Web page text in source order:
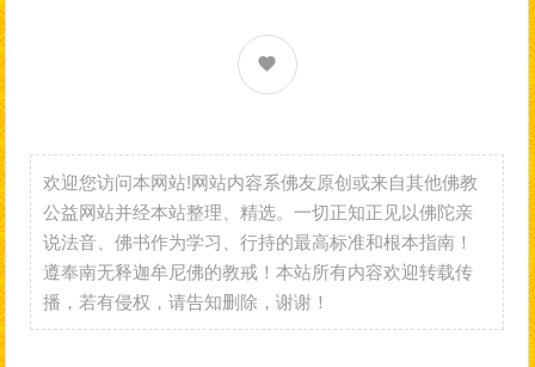
欢迎您访问本网站!网站内容系佛友原创或来自其他佛教
公益网站并经本站整理、精选。一切正知正见以佛陀亲
说法音、佛书作为学习、行持的最高标准和根本指南！
遵奉南无释迦牟尼佛的教戒！本站所有内容欢迎转载传
播，若有侵权，请告知删除，谢谢！